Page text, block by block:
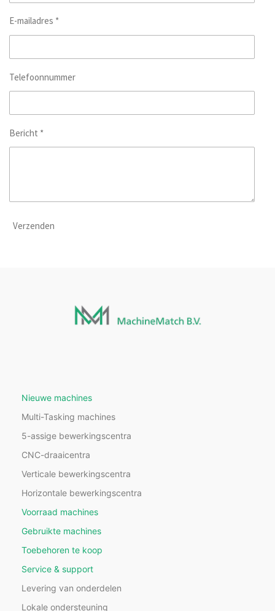
E-mailadres *
Telefoonnummer
Bericht *
Verzenden
Nieuwe machines
Multi-Tasking machines
5-assige bewerkingscentra
CNC-draaicentra
Verticale bewerkingscentra
Horizontale bewerkingscentra
Voorraad machines
Gebruikte machines
Toebehoren te koop
Service & support
Levering van onderdelen
Lokale ondersteuning